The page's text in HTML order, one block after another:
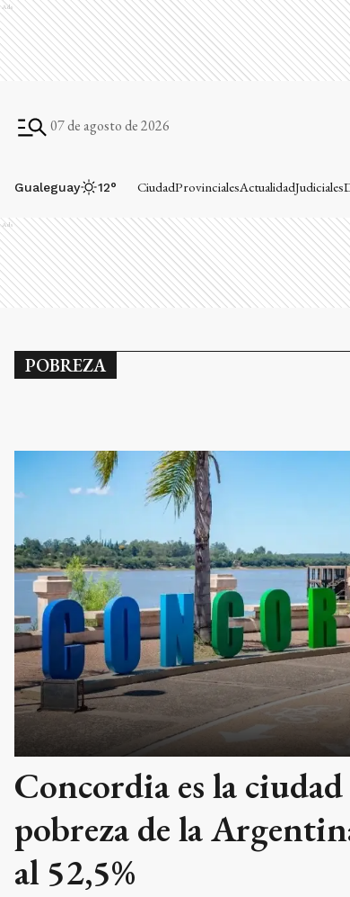
Ads
07 de agosto de 2026
Gualeguay 12° CiudadProvincialesActualidadJudiciales
Ads
POBREZA
Concordia es la
pobreza de la
al 52,5%